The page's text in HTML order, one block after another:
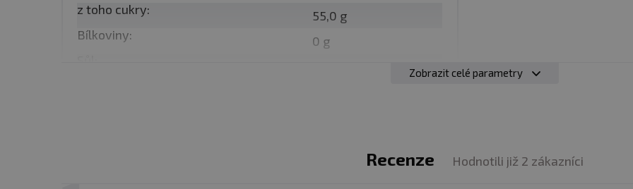
závodu se zpracováním mléčných produktů, lepku, oxidu siřičitého, sóji, vajec,
z toho cukry:
55,0 g
Bílkoviny:
0 g
Zobrazit celé parametry
Recenze Hodnotili již 2 zákazníci